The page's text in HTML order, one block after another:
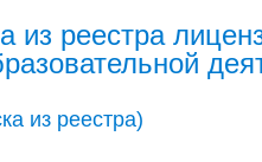
из реестра
из реестра)